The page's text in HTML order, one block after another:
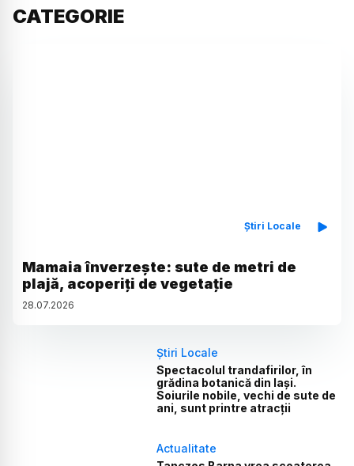
CATEGORIE
Știri Locale
Mamaia înverzește: sute de metri de
plajă, acoperiți de vegetație
28.07.2026
Știri Locale
Spectacolul trandafirilor, în
grădina botanică din Iași.
Soiurile nobile, vechi de sute de
ani, sunt printre atracții
Actualitate